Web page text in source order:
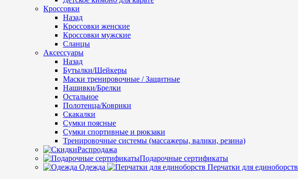
Кроссовки
Назад
Кроссовки женские
Кроссовки мужские
Сланцы
Аксессуары
Назад
Бутылки/Шейкеры
Маски тренировочные / Защитные
Нашивки/Брелки
Остальное
Полотенца/Коврики
Скакалки
Сумки поясные
Сумки спортивные и рюкзаки
Тренировочные системы (массажеры, валики, резина)
Распродажа
Подарочные сертификаты
Одежда
Перчатки для единоборств